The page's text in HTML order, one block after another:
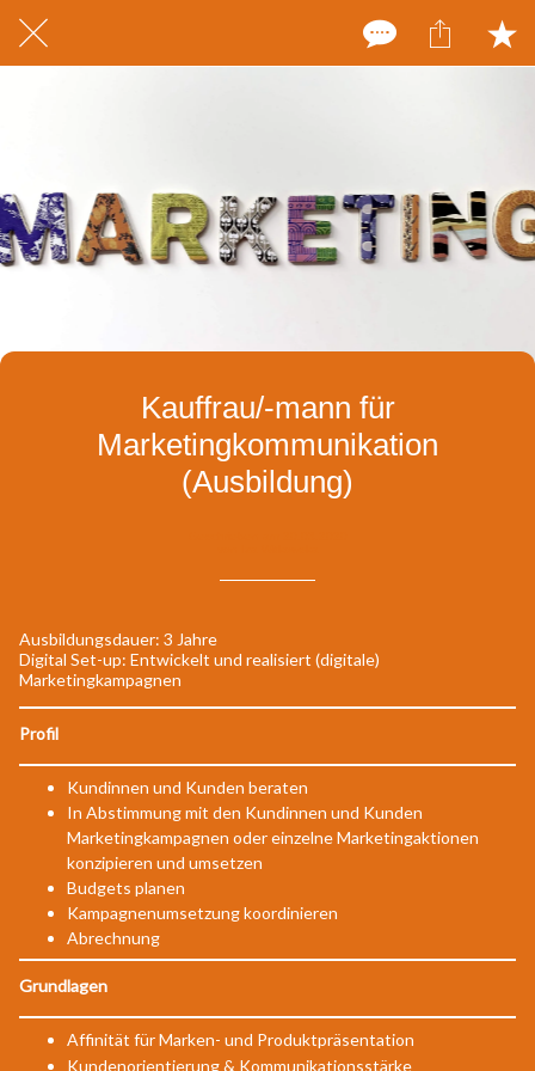
Kauffrau/-mann für
Marketingkommunikation
(Ausbildung)
Ausbildungsdauer: 3 Jahre
Digital Set-up: Entwickelt und realisiert (digitale)
Marketingkampagnen
Profil
Kundinnen und Kunden beraten
In Abstimmung mit den Kundinnen und Kunden
Marketingkampagnen oder einzelne Marketingaktionen
konzipieren und umsetzen
Budgets planen
Kampagnenumsetzung koordinieren
Abrechnung
Grundlagen
Affinität für Marken- und Produktpräsentation
Kundenorientierung & Kommunikationsstärke